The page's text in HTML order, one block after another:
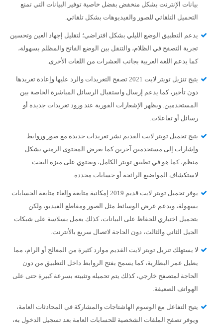
بيانات الإنترنت بشكل منخفض بفضل خاصية توفير البيانات التي تمنع
التحميل التلقائي للصور والفيديوهات بشكل تلقائي.
يدعم التطبيق الوضع الليلي بشكل افتراضي؛ لتقليل إجهاد العين وتحسين
تجربة التصفح في الظلام، والتنقل بين الوضع الفاتح والمظلم بسهولة،
كما يدعم اللغة العربية بجانب العشرات من اللغات الأخرى.
يتيح تنزيل تويتر لايت 2021 تصفح التغريدات والرد عليها وإعادة تغريدها
دون تأخير، كما يدعم إرسال واستقبال الرسائل المباشرة الخاصة بين
المستخدمين. ويظهر الإشعارات الفورية عند ورود تغريدات جديدة أو
رسائل أو تفاعلات.
يتيح تحميل تويتر لايت القديم نشر تغريدات جديدة مع صور وروابط
وإشارات إلى مستخدمين آخرين كما يعرض المحتوى الزمني بشكل
منظم، كما هو في تطبيق تويتر الكامل، ويحتوي على ميزة البحث
لاستكشاف المواضيع الرائجة أو حسابات محددة.
يوفر تحميل تويتر لايت قديم 2019 إمكانية متابعة وإلغاء متابعة الحسابات
بسهولة، ويدعم عرض الوسائط مثل الصور ومقاطع الفيديو، ولكن
بتحميل اختياري للحفاظ على البيانات، كذلك يعمل بسلاسة على شبكات
الجيل الثاني والثالث، دون الحاجة لاتصال سريع بالأنترنت.
لا يستهلك تنزيل تويتر لايت القديم موارد كثيرة من المعالج أو الرام، مما
يطيل عمر البطارية، كما يسمح بفتح الروابط داخل التطبيق من دون
الحاجة لمتصفح خارجي، كذلك يتم تحميله وتثبيته بسرعة كبيرة حتى على
الهواتف الضعيفة.
يتيح التفاعل مع الوسوم الهاشتاجات والمشاركة في المحادثات العامة،
ويوفر تصفح الملفات الشخصية للحسابات العامة بعد تسجيل الدخول به،